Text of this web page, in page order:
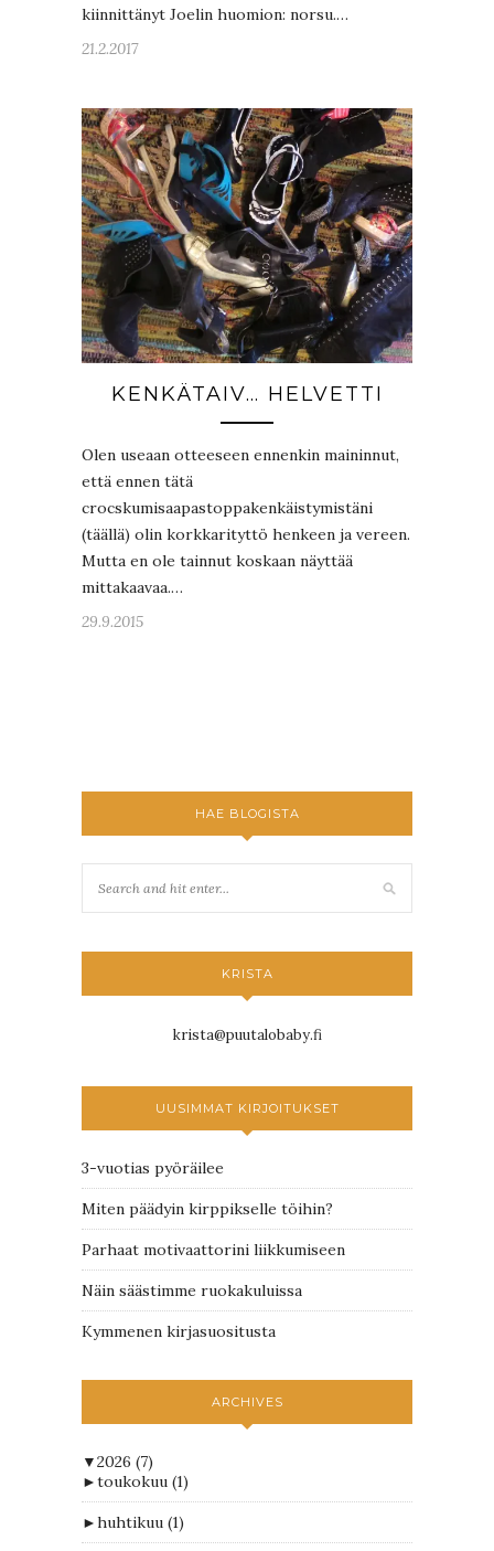
kiinnittänyt Joelin huomion: norsu.…
21.2.2017
KENKÄTAIV… HELVETTI
Olen useaan otteeseen ennenkin maininnut,
että ennen tätä
crocskumisaapastoppakenkäistymistäni
(täällä) olin korkkarityttö henkeen ja vereen.
Mutta en ole tainnut koskaan näyttää
mittakaavaa.…
29.9.2015
HAE BLOGISTA
KRISTA
krista@puutalobaby.fi
UUSIMMAT KIRJOITUKSET
3-vuotias pyöräilee
Miten päädyin kirppikselle töihin?
Parhaat motivaattorini liikkumiseen
Näin säästimme ruokakuluissa
Kymmenen kirjasuositusta
ARCHIVES
▼2026 (7)
►toukokuu (1)
►huhtikuu (1)